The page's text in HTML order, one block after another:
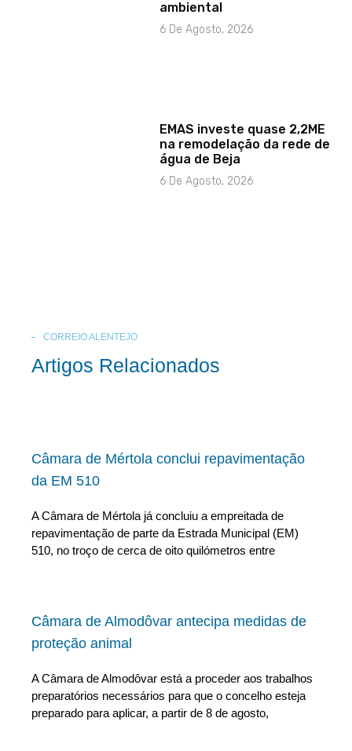
ambiental
6 De Agosto, 2026
EMAS investe quase 2,2ME
na remodelação da rede de
água de Beja
6 De Agosto, 2026
CORREIO ALENTEJO
Artigos Relacionados
Câmara de Mértola conclui repavimentação
da EM 510
A Câmara de Mértola já concluiu a empreitada de
repavimentação de parte da Estrada Municipal (EM)
510, no troço de cerca de oito quilómetros entre
Câmara de Almodôvar antecipa medidas de
proteção animal
A Câmara de Almodôvar está a proceder aos trabalhos
preparatórios necessários para que o concelho esteja
preparado para aplicar, a partir de 8 de agosto,